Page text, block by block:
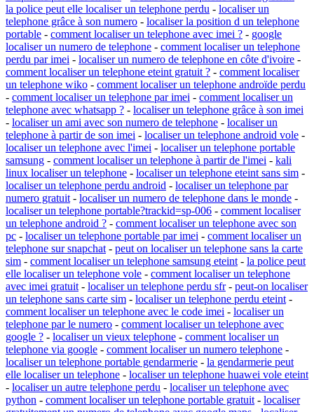
la police peut elle localiser un telephone perdu - localiser un
telephone grâce à son numero - localiser la position d un telephone
portable - comment localiser un telephone avec imei ? - google
localiser un numero de telephone - comment localiser un telephone
perdu par imei - localiser un numero de telephone en côte d'ivoire -
comment localiser un telephone eteint gratuit ? - comment localiser
un telephone wiko - comment localiser un telephone androïde perdu
- comment localiser un telephone par imei - comment localiser un
telephone avec whatsapp ? - localiser un telephone grâce à son imei
- localiser un ami avec son numero de telephone - localiser un
telephone à partir de son imei - localiser un telephone android vole -
localiser un telephone avec l'imei - localiser un telephone portable
samsung - comment localiser un telephone à partir de l'imei - kali
linux localiser un telephone - localiser un telephone eteint sans sim -
localiser un telephone perdu android - localiser un telephone par
numero gratuit - localiser un numero de telephone dans le monde -
localiser un telephone portable?trackid=sp-006 - comment localiser
un telephone android ? - comment localiser un telephone avec son
pc - localiser un telephone portable par imei - comment localiser un
telephone sur snapchat - peut on localiser un telephone sans la carte
sim - comment localiser un telephone samsung eteint - la police peut
elle localiser un telephone vole - comment localiser un telephone
avec imei gratuit - localiser un telephone perdu sfr- peut-on localiser
un telephone sans carte sim - localiser un telephone perdu eteint -
comment localiser un telephone avec le code imei - localiser un
telephone par le numero - comment localiser un telephone avec
google ? - localiser un vieux telephone - comment localiser un
telephone via google - comment localiser un numero telephone -
localiser un telephone portable gendarmerie - la gendarmerie peut
elle localiser un telephone - localiser un telephone huawei vole eteint
- localiser un autre telephone perdu - localiser un telephone avec
python - comment localiser un telephone portable gratuit - localiser